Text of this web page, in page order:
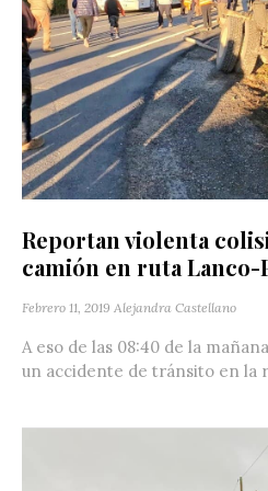
Reportan violenta
camión en ruta
Febrero 11, 2019 Alejandra Castellano
A eso de las 08:40 de la
un accidente de tránsito en la